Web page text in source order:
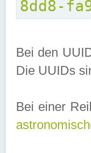
8dd8-
Bei den
Die UUIDs
Bei einer